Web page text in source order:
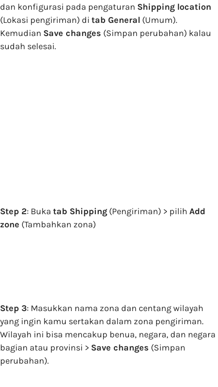
dan konfigurasi pada pengaturan Shipping location
(Lokasi pengiriman) di tab General (Umum).
Kemudian Save changes (Simpan perubahan) kalau
sudah selesai.
Step 2: Buka tab Shipping (Pengiriman) > pilih Add
zone (Tambahkan zona)
Step 3: Masukkan nama zona dan centang wilayah
yang ingin kamu sertakan dalam zona pengiriman.
Wilayah ini bisa mencakup benua, negara, dan negara
bagian atau provinsi > Save changes (Simpan
perubahan).